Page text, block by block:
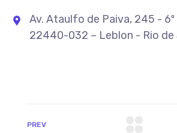
Av. Ataulfo de Paiva, 245 - 6º
22440-032 – Leblon - Rio
PREV